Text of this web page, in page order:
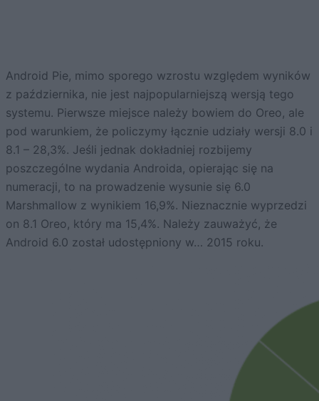
Android Pie, mimo sporego wzrostu względem wyników
z października, nie jest najpopularniejszą wersją tego
systemu. Pierwsze miejsce należy bowiem do Oreo, ale
pod warunkiem, że policzymy łącznie udziały wersji 8.0 i
8.1 – 28,3%. Jeśli jednak dokładniej rozbijemy
poszczególne wydania Androida, opierając się na
numeracji, to na prowadzenie wysunie się 6.0
Marshmallow z wynikiem 16,9%. Nieznacznie wyprzedzi
on 8.1 Oreo, który ma 15,4%. Należy zauważyć, że
Android 6.0 został udostępniony w… 2015 roku.